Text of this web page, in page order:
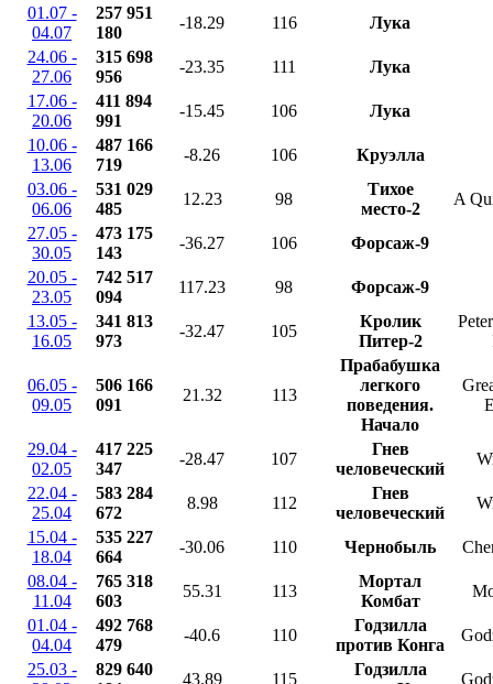
01.07 -
04.07
257 951
180
-18.29 116
Лука
24.06 -
27.06
315 698
956
-23.35 111
Лука
17.06 -
20.06
411 894
991
-15.45 106
Лука
10.06 -
13.06
487 166
719
-8.26 106
Круэлла
03.06 -
06.06
531 029
485
12.23 98
Тихое
место-2
A
27.05 -
30.05
473 175
143
-36.27 106
Форсаж-9
20.05 -
23.05
742 517
094
117.23 98
Форсаж-9
13.05 -
16.05
341 813
973
-32.47 105
Кролик
Питер-2
06.05 -
09.05
506 166
091
21.32 113
Прабабушка
легкого
поведения.
Начало
29.04 -
02.05
417 225
347
-28.47 107
Гнев
человеческий
22.04 -
25.04
583 284
672
8.98 112
Гнев
человеческий
15.04 -
18.04
535 227
664
-30.06 110 Чернобыль
08.04 -
11.04
765 318
603
55.31 113
Мортал
Комбат
01.04 -
04.04
492 768
479
-40.6 110
Годзилла
против Конга
25.03 -
829 640
43.89 115
Годзилла